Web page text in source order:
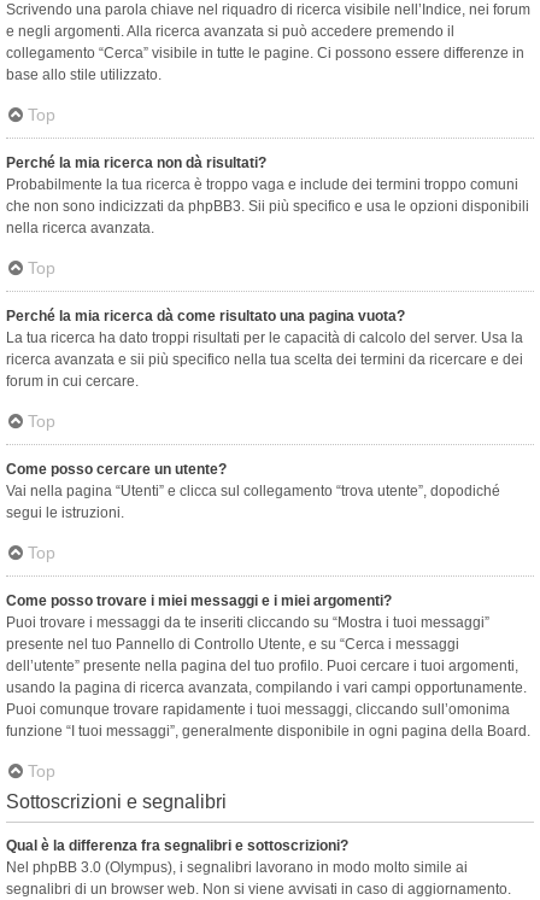
Scrivendo una parola chiave nel riquadro di ricerca visibile nell’Indice, nei forum
e negli argomenti. Alla ricerca avanzata si può accedere premendo il
collegamento “Cerca” visibile in tutte le pagine. Ci possono essere differenze in
base allo stile utilizzato.
Top
Perché la mia ricerca non dà risultati?
Probabilmente la tua ricerca è troppo vaga e include dei termini troppo comuni
che non sono indicizzati da phpBB3. Sii più specifico e usa le opzioni disponibili
nella ricerca avanzata.
Top
Perché la mia ricerca dà come risultato una pagina vuota?
La tua ricerca ha dato troppi risultati per le capacità di calcolo del server. Usa la
ricerca avanzata e sii più specifico nella tua scelta dei termini da ricercare e dei
forum in cui cercare.
Top
Come posso cercare un utente?
Vai nella pagina “Utenti” e clicca sul collegamento “trova utente”, dopodiché
segui le istruzioni.
Top
Come posso trovare i miei messaggi e i miei argomenti?
Puoi trovare i messaggi da te inseriti cliccando su “Mostra i tuoi messaggi”
presente nel tuo Pannello di Controllo Utente, e su “Cerca i messaggi
dell’utente” presente nella pagina del tuo profilo. Puoi cercare i tuoi argomenti,
usando la pagina di ricerca avanzata, compilando i vari campi opportunamente.
Puoi comunque trovare rapidamente i tuoi messaggi, cliccando sull’omonima
funzione “I tuoi messaggi”, generalmente disponibile in ogni pagina della Board.
Top
Sottoscrizioni e segnalibri
Qual è la differenza fra segnalibri e sottoscrizioni?
Nel phpBB 3.0 (Olympus), i segnalibri lavorano in modo molto simile ai
segnalibri di un browser web. Non si viene avvisati in caso di aggiornamento.